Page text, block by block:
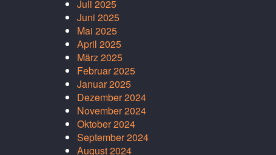
Juli 2025
Juni 2025
Mai 2025
April 2025
März 2025
Februar 2025
Januar 2025
Dezember 2024
November 2024
Oktober 2024
September 2024
August 2024